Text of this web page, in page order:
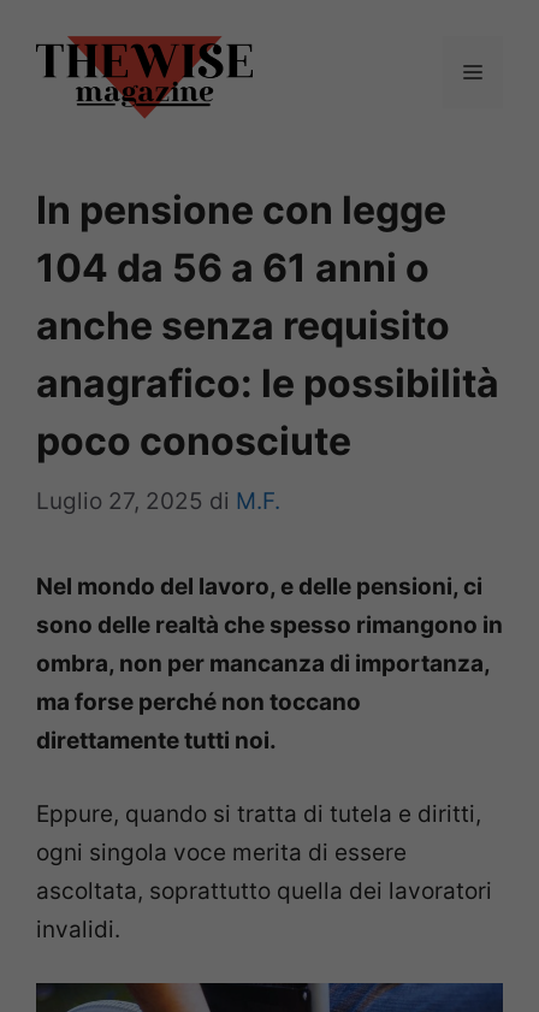
contenuto
Menu
In pensione con legge
104 da 56 a 61 anni o
anche senza requisito
anagrafico: le possibilità
poco conosciute
Luglio 27, 2025 di M.F.
Nel mondo del lavoro, e delle pensioni, ci
sono delle realtà che spesso rimangono in
ombra, non per mancanza di importanza,
ma forse perché non toccano
direttamente tutti noi.
Eppure, quando si tratta di tutela e diritti,
ogni singola voce merita di essere
ascoltata, soprattutto quella dei lavoratori
invalidi.